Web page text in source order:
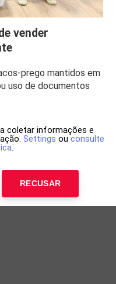
vender
prego mantidos em
uso de documentos
coletar informações e
Settings ou consulte
.
RECUSAR